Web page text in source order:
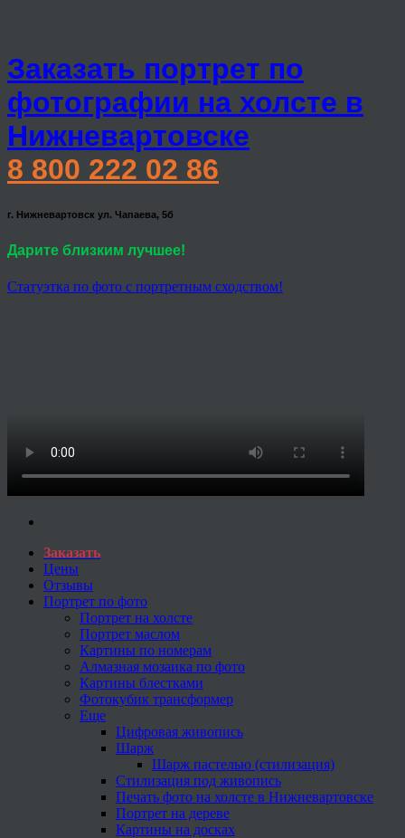
Заказать портрет по
фотографии на холсте в
Нижневартовске
8 800 222 02 86
г. Нижневартовск ул. Чапаева, 5б
Дарите близким лучшее!
Статуэтка по фото с портретным сходством!
Заказать
Цены
Отзывы
Портрет по фото
Портрет на холсте
Портрет маслом
Картины по номерам
Алмазная мозаика по фото
Картины блестками
Фотокубик трансформер
Еще
Цифровая живопись
Шарж
Шарж пастелью (стилизация)
Стилизация под живопись
Печать фото на холсте в Нижневартовске
Портрет на дереве
Картины на досках